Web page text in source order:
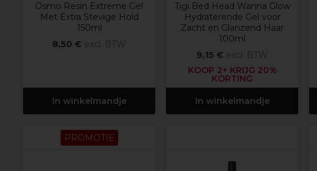
Osmo Resin Extreme Gel
Met Extra Stevige Hold
150ml
8,50 € excl. BTW
In winkelmandje
Tigi Bed Head Wanna Glow
Hydraterende Gel voor
Zacht en Glanzend Haar
100ml
9,15 € excl. BTW
KOOP 2+ KRIJG 20%
KORTING
In winkelmandje
PROMOTIE